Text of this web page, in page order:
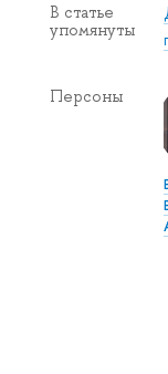
В статье
упомянуты
Персоны